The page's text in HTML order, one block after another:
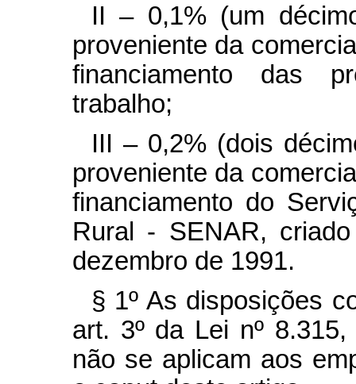
II – 0,1% (um
proveniente da
financiamento das
trabalho;
III – 0,2% (dois
proveniente da
financiamento do
Rural - SENAR,
dezembro de 1991.
§ 1º As disposições
art. 3º da Lei nº
não se aplicam aos